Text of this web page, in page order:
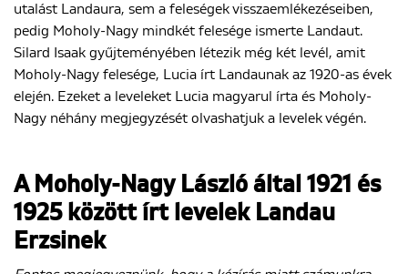
utalást Landaura, sem a feleségek visszaemlékezéseiben,
pedig Moholy-Nagy mindkét felesége ismerte Landaut.
Silard Isaak gyűjteményében létezik még két levél, amit
Moholy-Nagy felesége, Lucia írt Landaunak az 1920-as évek
elején. Ezeket a leveleket Lucia magyarul írta és Moholy-
Nagy néhány megjegyzését olvashatjuk a levelek végén.
A Moholy-Nagy László által 1921 és
1925 között írt levelek Landau
Erzsinek